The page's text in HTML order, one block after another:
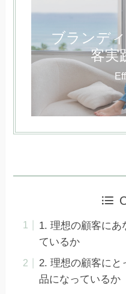
ブランデ
客実
1. 理想の顧客にあ
ているか
2. 理想の顧客にと
品になっているか